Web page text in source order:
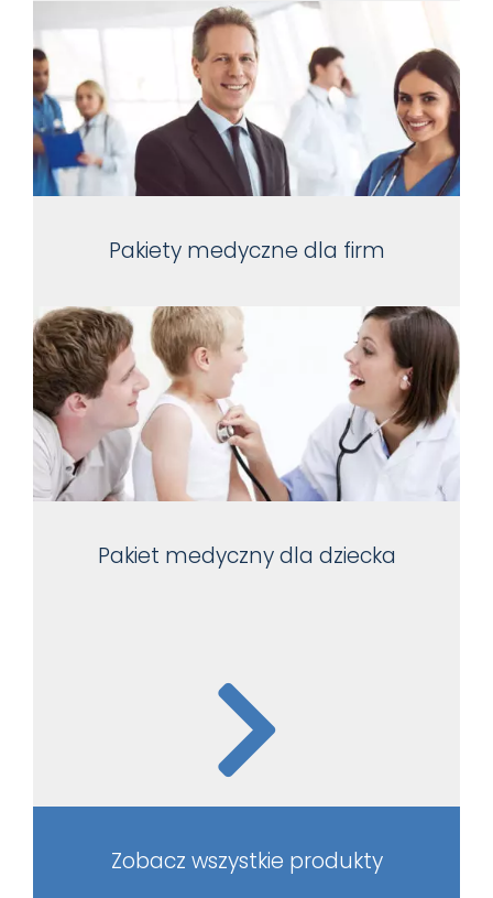
Pakiety medyczne dla firm
Pakiet medyczny dla dziecka
Zobacz wszystkie produkty